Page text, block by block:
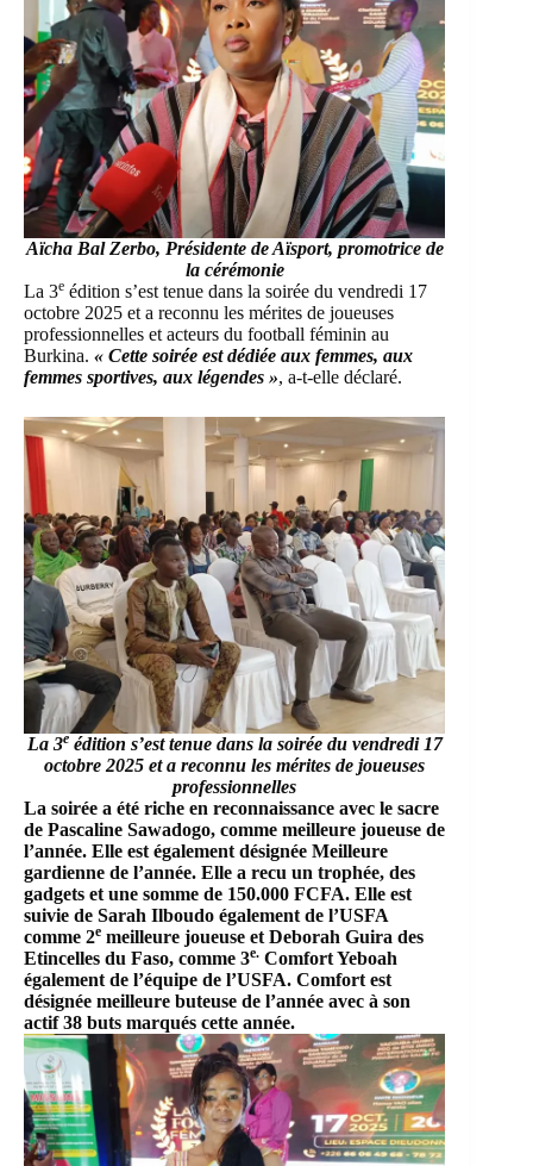
Aïcha Bal Zerbo, Présidente de Aïsport, promotrice de
la cérémonie
La 3e édition s’est tenue dans la soirée du vendredi 17
octobre 2025 et a reconnu les mérites de joueuses
professionnelles et acteurs du football féminin au
Burkina. « Cette soirée est dédiée aux femmes, aux
femmes sportives, aux légendes », a-t-elle déclaré.
La 3eédition s’est tenue dans la soirée du vendredi 17
octobre 2025 et a reconnu les mérites de joueuses
professionnelles
La soirée a été riche en reconnaissance avec le sacre
de Pascaline Sawadogo, comme meilleure joueuse de
l’année. Elle est également désignée Meilleure
gardienne de l’année. Elle a recu un trophée, des
gadgets et une somme de 150.000 FCFA. Elle est
suivie de Sarah Ilboudo également de l’USFA
comme 2e meilleure joueuse et Deborah Guira des
Etincelles du Faso, comme 3e. Comfort Yeboah
également de l’équipe de l’USFA. Comfort est
désignée meilleure buteuse de l’année avec à son
actif 38 buts marqués cette année.